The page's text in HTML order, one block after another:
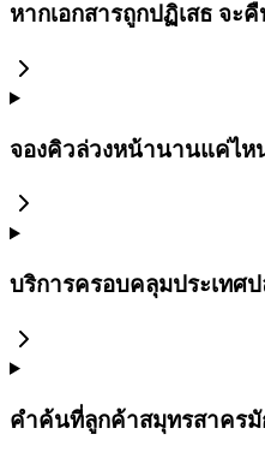
หากเอกสารถูกปฏิเสธ จะคื
จองคิวล่วงหน้านานแค่ไห
บริการครอบคลุมประเทศ
คำค้นที่ลูกค้าสมุทรสาครมั